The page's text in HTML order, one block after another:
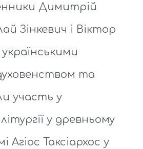
Димитрій
Зінкевич і Віктор
та
участь у
у древньому
Агіос Таксіархос у